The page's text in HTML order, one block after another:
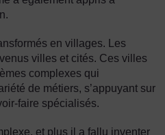
en villages. Les
villes et cités. Ces villes
complexes qui
de métiers, s’appuyant sur
faire spécialisés.
et plus il a fallu inventer